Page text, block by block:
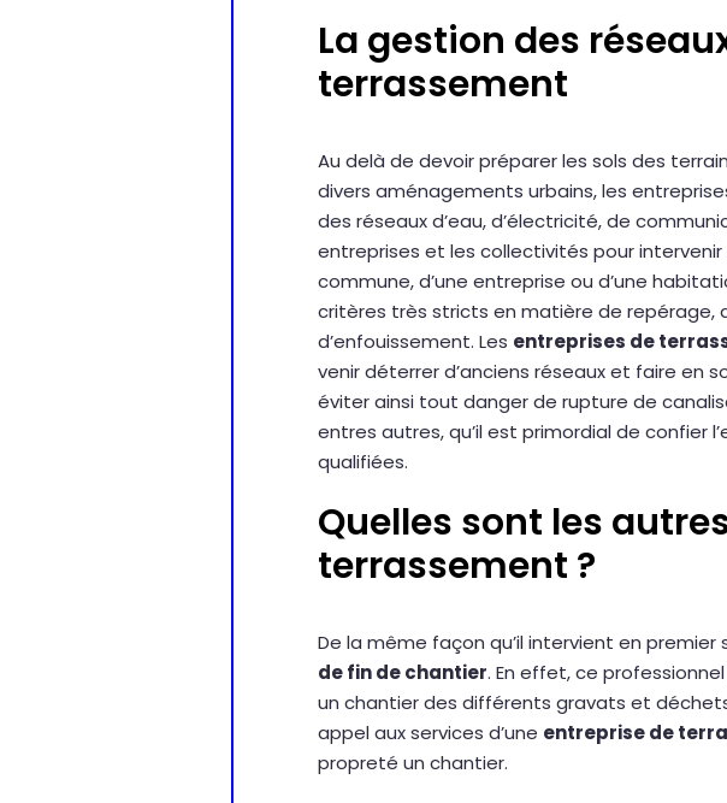
La gestion des
terrassement
Au delà de devoir préparer les sols des
divers aménagements urbains, les
des réseaux d’eau, d’électricité, de
entreprises et les collectivités pour intervenir
commune, d’une entreprise ou d’une
critères très stricts en matière de repérage,
d’enfouissement. Les entreprises de
venir déterrer d’anciens réseaux et faire en
éviter ainsi tout danger de rupture de
entres autres, qu’il est primordial de confier
qualifiées.
Quelles sont les
terrassement ?
De la même façon qu’il intervient en
de fin de chantier. En effet, ce
un chantier des différents gravats et
appel aux services d’une entreprise de
propreté un chantier.